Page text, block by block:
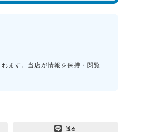
ます。当店が情報を保持・閲覧
送る